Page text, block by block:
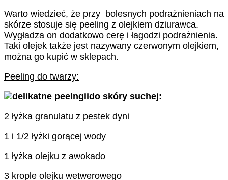
Warto wiedzieć, że przy bolesnych podrażnieniach na
skórze stosuje się peeling z olejkiem dziurawca.
Wygładza on dodatkowo cerę i łagodzi podrażnienia.
Taki olejek także jest nazywany czerwonym olejkiem,
można go kupić w sklepach.
Peeling do twarzy:
do skóry suchej:
2 łyżka granulatu z pestek dyni
1 i 1/2 łyżki gorącej wody
1 łyżka olejku z awokado
3 krople olejku wetwerowego